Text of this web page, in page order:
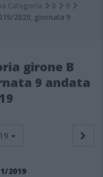
Categoria B
9
2020, giornata 9
girone B
9 andata
2019